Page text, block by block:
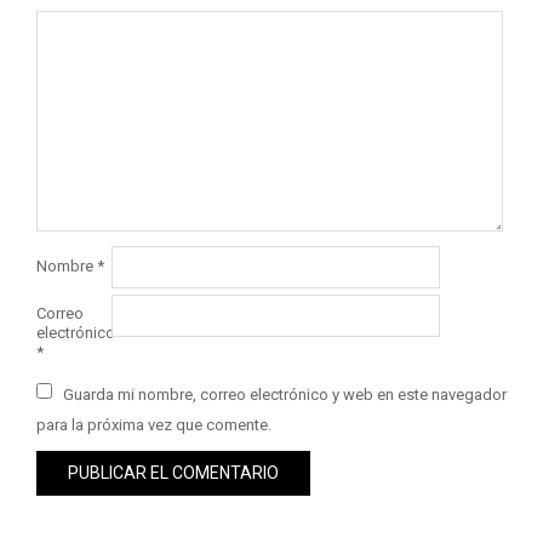
Nombre *
Correo
electrónico
*
Guarda mi nombre, correo electrónico y web en este navegador
para la próxima vez que comente.